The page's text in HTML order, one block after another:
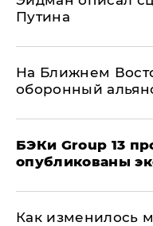
Путина
На Ближнем
оборонный
​БЭКи Group 13
опубликованы
Как изменилось